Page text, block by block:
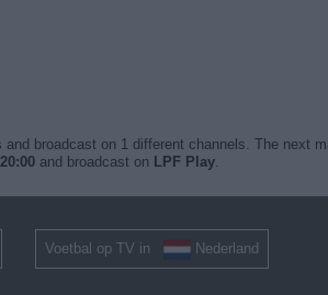
broadcast on 1 different channels. The next
and broadcast on LPF Play.
Voetbal op TV in Nederland